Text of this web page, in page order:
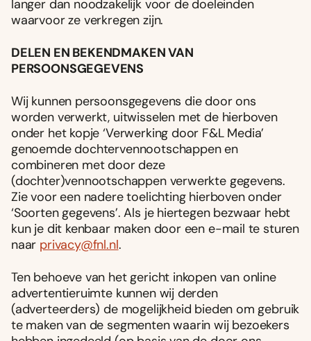
langer dan noodzakelijk voor de doeleinden
waarvoor ze verkregen zijn.
DELEN EN BEKENDMAKEN VAN
PERSOONSGEGEVENS
Wij kunnen persoonsgegevens die door ons
worden verwerkt, uitwisselen met de hierboven
onder het kopje ‘Verwerking door F&L Media’
genoemde dochtervennootschappen en
combineren met door deze
(dochter)vennootschappen verwerkte gegevens.
Zie voor een nadere toelichting hierboven onder
‘Soorten gegevens’. Als je hiertegen bezwaar hebt
kun je dit kenbaar maken door een e-mail te sturen
naar privacy@fnl.nl.
Ten behoeve van het gericht inkopen van online
advertentieruimte kunnen wij derden
(adverteerders) de mogelijkheid bieden om gebruik
te maken van de segmenten waarin wij bezoekers